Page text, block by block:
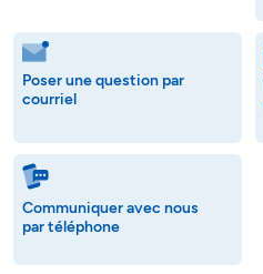
Poser une question par
courriel
Communiquer avec nous
par téléphone